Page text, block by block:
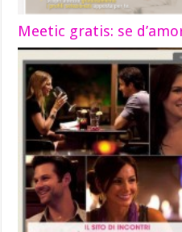
Meetic gratis: se